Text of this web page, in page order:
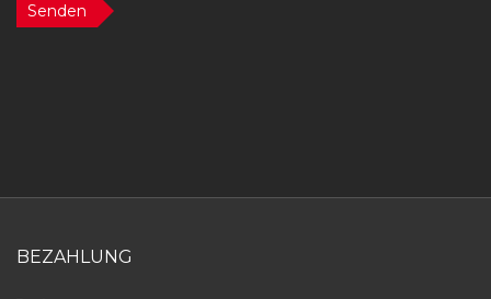
Senden
BEZAHLUNG